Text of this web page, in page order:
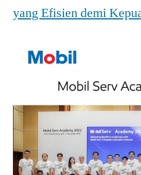
yang Efisien demi